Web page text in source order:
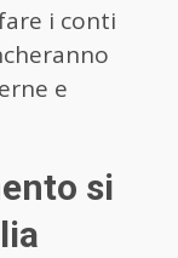
i conti
e
si